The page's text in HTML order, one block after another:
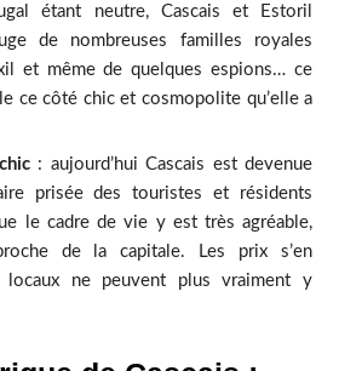
étant neutre, Cascais et Estoril
de nombreuses familles royales
et même de quelques espions… ce
ce côté chic et cosmopolite qu’elle a
: aujourd’hui Cascais est devenue
prisée des touristes et résidents
le cadre de vie y est très agréable,
de la capitale. Les prix s’en
locaux ne peuvent plus vraiment y